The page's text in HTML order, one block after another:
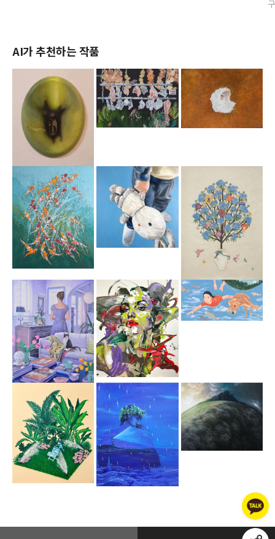
AI가 추천하는 작품